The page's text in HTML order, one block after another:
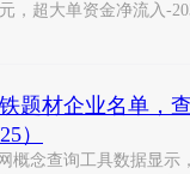
，超大单资金净流入-
题材企业名单，
）
概念查询工具数据显示